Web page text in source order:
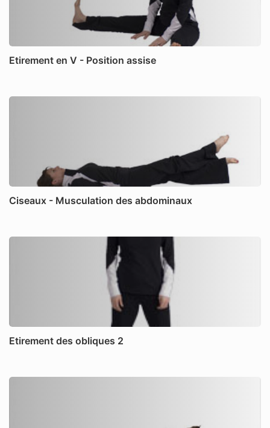
Etirement en V - Position assise
Ciseaux - Musculation des abdominaux
Etirement des obliques 2